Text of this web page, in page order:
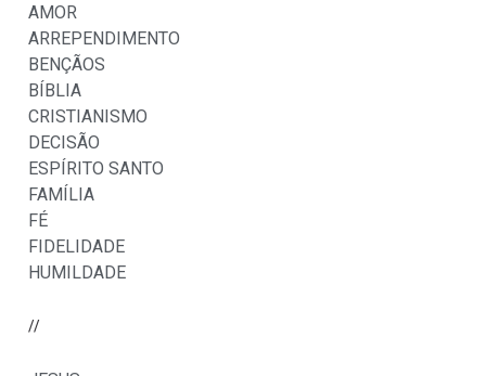
AMOR
ARREPENDIMENTO
BENÇÃOS
BÍBLIA
CRISTIANISMO
DECISÃO
ESPÍRITO SANTO
FAMÍLIA
FÉ
FIDELIDADE
HUMILDADE
//